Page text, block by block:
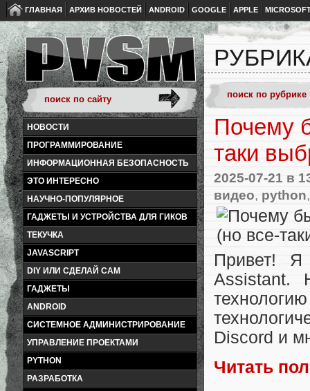
ГЛАВНАЯ АРХИВ НОВОСТЕЙ ANDROID GOOGLE APPLE
НОВОСТИ
ПРОГРАММИРОВАНИЕ
ИНФОРМАЦИОННАЯ БЕЗОПАСНОСТЬ
ЭТО ИНТЕРЕСНО
НАУЧНО-ПОПУЛЯРНОЕ
ГАДЖЕТЫ И УСТРОЙСТВА ДЛЯ ГИКОВ
ТЕКУЧКА
JAVASCRIPT
DIY ИЛИ СДЕЛАЙ САМ
ГАДЖЕТЫ
ANDROID
СИСТЕМНОЕ АДМИНИСТРИРОВАНИЕ
УПРАВЛЕНИЕ ПРОЕКТАМИ
PYTHON
РАЗРАБОТКА
Почему
таки
2025-07-21 в
видео, python
Привет! Я
Assistant.
Discord и
Читать